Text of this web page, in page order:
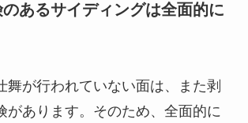
あるサイディングは全面的に
舞が行われていない面は、また剥
があります。そのため、全面的に